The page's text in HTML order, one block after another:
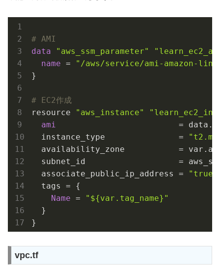
# AMI
data
"aws_ssm_parameter"
name =
"/aws/service/ami-amazon-
}
# EC2作成
resource
"aws_instance"
ami
=
  instance_type               =
availability_zone           =
subnet_id                   =
  associate_public_ip_address =
"true"
  tags = {
Name = " ${var.tag_name} "
  }
}
vpc.tf